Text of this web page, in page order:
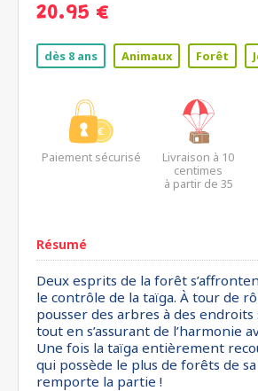
20.95 €
dès 8 ans Animaux Forêt
Paiement sécurisé
Livraison à 10
centimes
à partir de 35
Résumé
Deux esprits de la forêt
le contrôle de la taïga. À tour de
pousser des arbres à des
tout en s’assurant de l’harmonie
Une fois la taïga entièrement
qui possède le plus de forêts de
remporte la partie !